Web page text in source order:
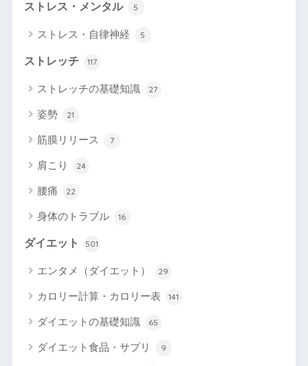
ストレス・メンタル 5
ストレス・自律神経 5
ストレッチ 117
ストレッチの基礎知識 27
姿勢 21
筋膜リリース 7
肩こり 24
腰痛 22
身体のトラブル 16
ダイエット 501
エンタメ（ダイエット） 29
カロリー計算・カロリー表 141
ダイエットの基礎知識 65
ダイエット食品・サプリ 9